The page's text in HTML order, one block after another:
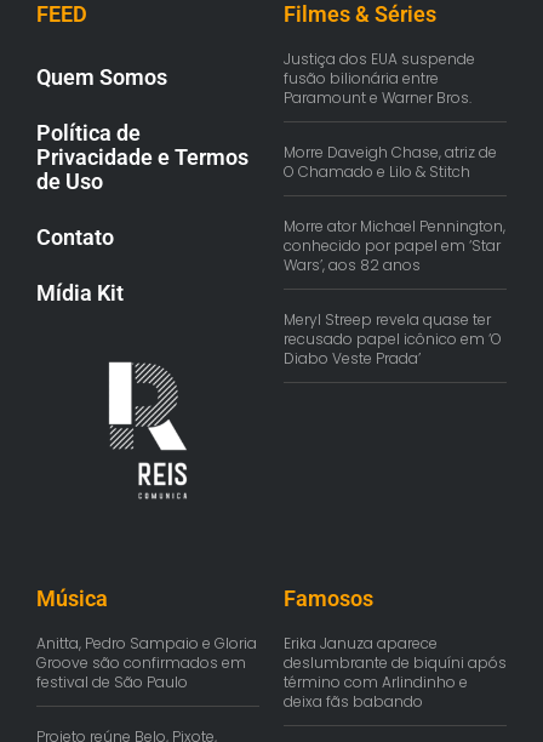
FEED
Quem Somos
Política de
Privacidade e Termos
de Uso
Contato
Mídia Kit
Filmes & Séries
Justiça dos EUA suspende
fusão bilionária entre
Paramount e Warner Bros.
Morre Daveigh Chase, atriz de
O Chamado e Lilo & Stitch
Morre ator Michael Pennington,
conhecido por papel em ‘Star
Wars’, aos 82 anos
Meryl Streep revela quase ter
recusado papel icônico em ‘O
Diabo Veste Prada’
Música
Anitta, Pedro Sampaio e Gloria
Groove são confirmados em
festival de São Paulo
Projeto reúne Belo, Pixote,
Famosos
Erika Januza aparece
deslumbrante de biquíni após
término com Arlindinho e
deixa fãs babando